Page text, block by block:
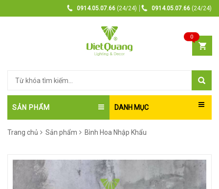
0914.05.07.66 (24/24) 0914.05.07.66 (24/24)
0
SẢN PHẨM DANH MỤC
Trang chủ Sản phẩm Bình Hoa Nhập Khẩu